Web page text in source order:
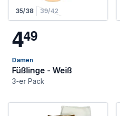
35/38 39/42
449
Damen
Füßlinge - Weiß
3-er Pack